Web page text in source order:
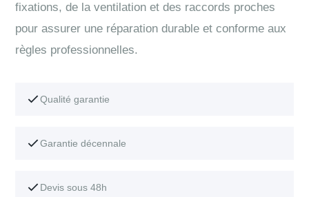
fixations, de la ventilation et des raccords proches
pour assurer une réparation durable et conforme aux
règles professionnelles.
Qualité garantie
Garantie décennale
Devis sous 48h